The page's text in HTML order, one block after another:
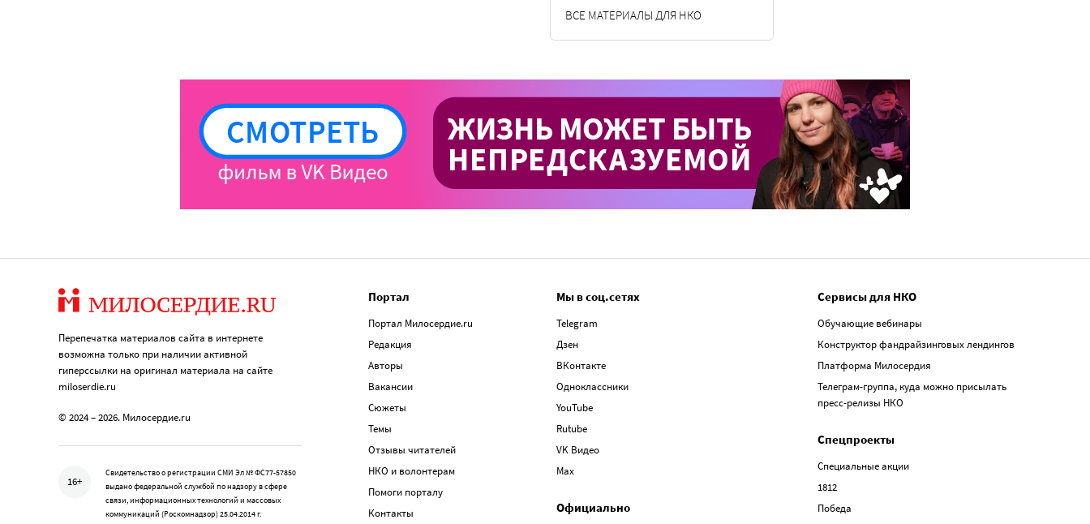
ВСЕ МАТЕРИАЛЫ ДЛЯ НКО
Перепечатка материалов сайта в интернете
возможна только при наличии активной
гиперссылки на оригинал материала на сайте
miloserdie.ru
© 2024 – 2026. Милосердие.ru
16+
Свидетельство о регистрации СМИ Эл № ФС77-57850
выдано федеральной службой по надзору в сфере
связи, информационных технологий и массовых
коммуникаций (Роскомнадзор) 25.04.2014 г.
Портал
Портал Милосердие.ru
Редакция
Авторы
Вакансии
Сюжеты
Темы
Отзывы читателей
НКО и волонтерам
Помоги порталу
Контакты
Мы в соц.сетях
Telegram
Дзен
ВКонтакте
Одноклассники
YouTube
Rutube
VK Видео
Max
Официально
Сервисы для НКО
Обучающие вебинары
Конструктор фандрайзинговых лендингов
Платформа Милосердия
Телеграм-группа, куда можно присылать
пресс-релизы НКО
Спецпроекты
Специальные акции
1812
Победа